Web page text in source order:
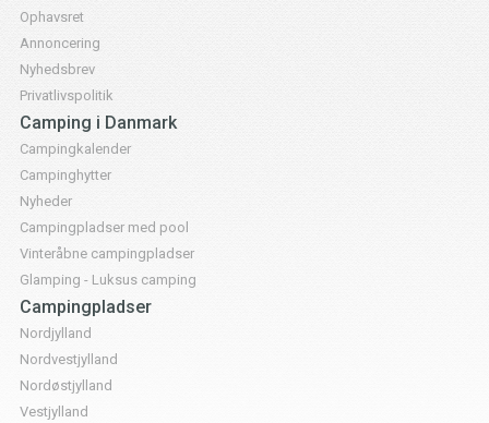
Ophavsret
Annoncering
Nyhedsbrev
Privatlivspolitik
Camping i Danmark
Campingkalender
Campinghytter
Nyheder
Campingpladser med pool
Vinteråbne campingpladser
Glamping - Luksus camping
Campingpladser
Nordjylland
Nordvestjylland
Nordøstjylland
Vestjylland